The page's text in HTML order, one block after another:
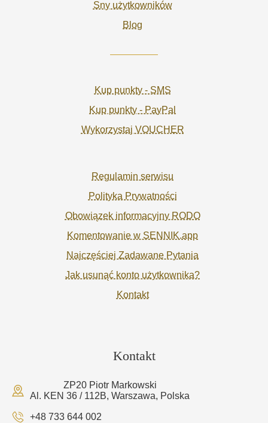
Sny użytkowników
Blog
Kup punkty - SMS
Kup punkty - PayPal
Wykorzystaj VOUCHER
Regulamin serwisu
Polityka Prywatności
Obowiązek informacyjny RODO
Komentowanie w SENNIK.app
Najczęściej Zadawane Pytania
Jak usunąć konto użytkownika?
Kontakt
Kontakt
ZP20 Piotr Markowski
Al. KEN 36 / 112B, Warszawa, Polska
+48 733 644 002